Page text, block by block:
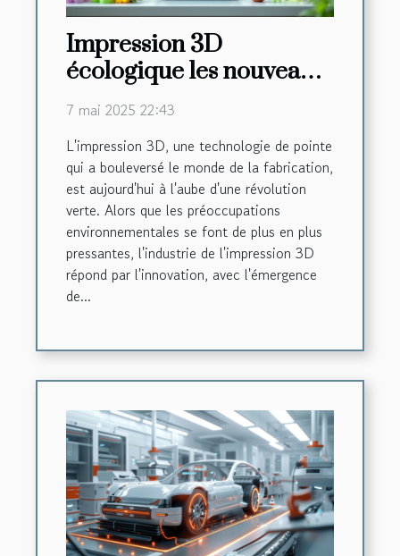
Impression 3D
écologique les nouveaux
matériaux
révolutionnant l'industrie
7 mai 2025 22:43
L'impression 3D, une technologie de pointe
qui a bouleversé le monde de la fabrication,
est aujourd'hui à l'aube d'une révolution
verte. Alors que les préoccupations
environnementales se font de plus en plus
pressantes, l'industrie de l'impression 3D
répond par l'innovation, avec l'émergence
de...